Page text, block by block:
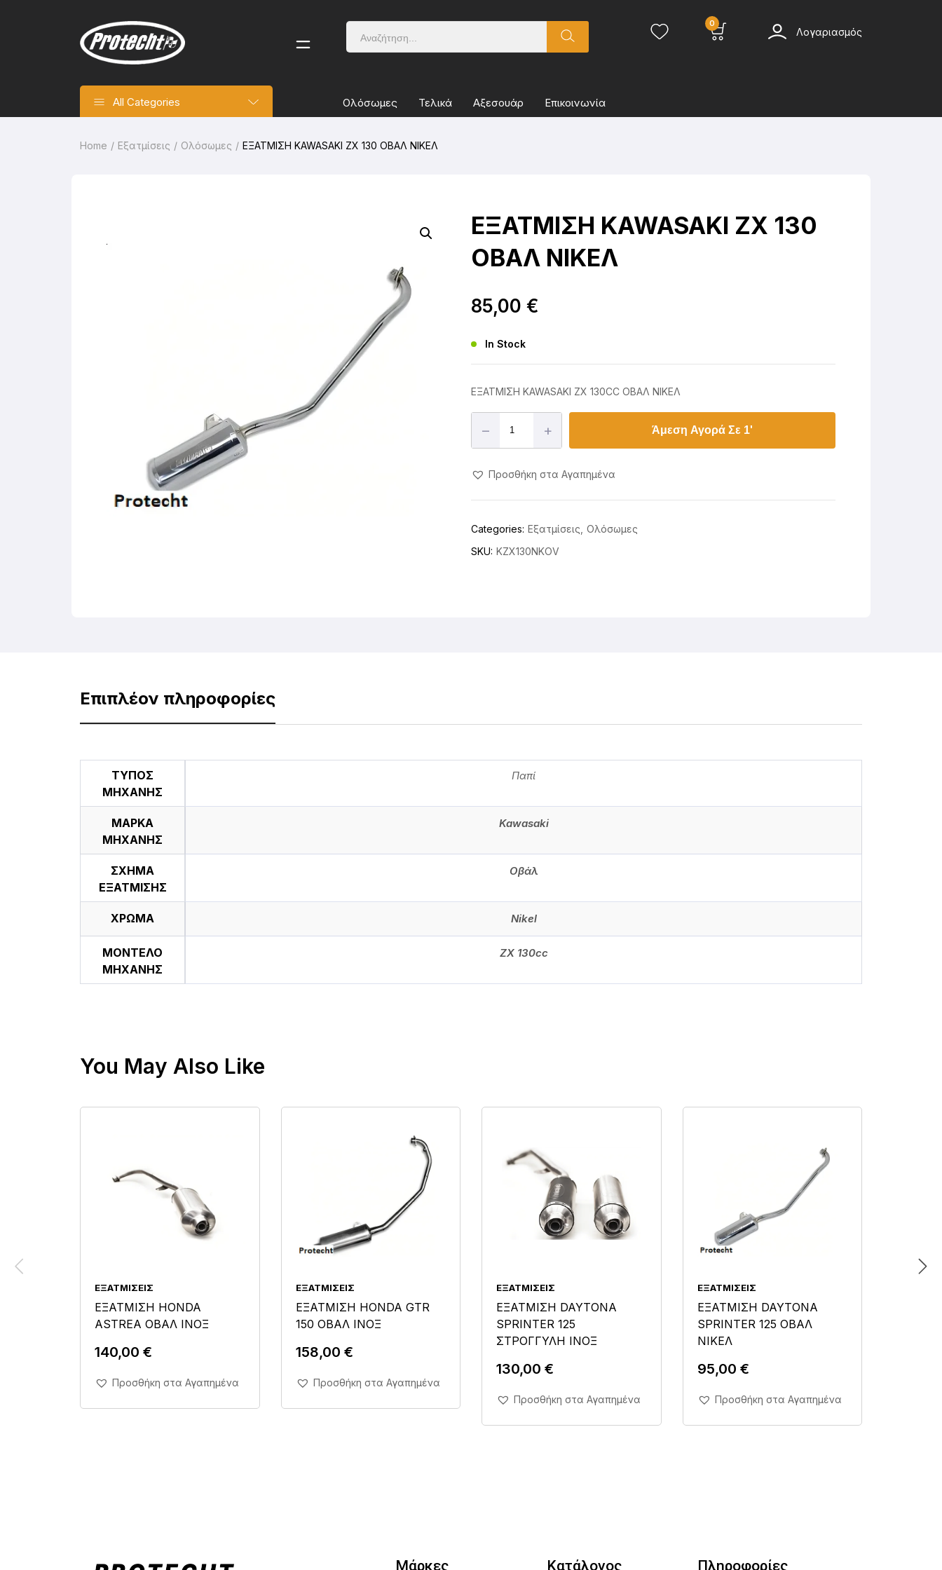
0
Λογαριασμός
All Categories Ολόσωμες Τελικά Αξεσουάρ Επικοινωνία
Home Εξατμίσεις Ολόσωμες ΕΞΑΤΜΙΣΗ KAWASAKI ZX 130 ΟΒΑΛ ΝΙΚΕΛ
ΕΞΑΤΜΙΣΗ KAWASAKI ZX 130
ΟΒΑΛ ΝΙΚΕΛ
85,00 €
In Stock
ΕΞΑΤΜΙΣΗ KAWASAKI ZX 130CC ΟΒΑΛ ΝΙΚΕΛ
– + Άμεση Αγορά Σε 1'
Προσθήκη στα Αγαπημένα
Categories: Εξατμίσεις Ολόσωμες
SKU: KZX130NKOV
Επιπλέον πληροφορίες
ΤΥΠΟΣ
ΜΗΧΑΝΗΣ
Παπί
ΜΑΡΚΑ
ΜΗΧΑΝΗΣ
Kawasaki
ΣΧΗΜΑ
ΕΞΑΤΜΙΣΗΣ
Οβάλ
ΧΡΩΜΑ Nikel
ΜΟΝΤΕΛΟ
ΜΗΧΑΝΗΣ
ZX 130cc
You May Also Like
ΕΞΑΤΜΊΣΕΙΣ
ΕΞΑΤΜΙΣΗ HONDA
ASTREA ΟΒΑΛ INOΞ
140,00 €
Άμεση Αγορά Σε 1'
Προσθήκη στα Αγαπημένα
ΕΞΑΤΜΊΣΕΙΣ
ΕΞΑΤΜΙΣΗ HONDA GTR
150 ΟΒΑΛ ΙΝΟΞ
158,00 €
Άμεση Αγορά Σε 1'
Προσθήκη στα Αγαπημένα
ΕΞΑΤΜΊΣΕΙΣ
ΕΞΑΤΜΙΣΗ DAYTONA
SPRINTER 125
ΣΤΡΟΓΓΥΛΗ ΙΝΟΞ
130,00 €
Άμεση Αγορά Σε 1'
Προσθήκη στα Αγαπημένα
ΕΞΑΤΜΊΣΕΙΣ
ΕΞΑΤΜΙΣΗ DAYTONA
SPRINTER 125 ΟΒΑΛ
ΝΙΚΕΛ
95,00 €
Άμεση Αγορά Σε 1'
Προσθήκη στα Αγαπημένα
Μάρκες Κατάλογος Πληροφορίες